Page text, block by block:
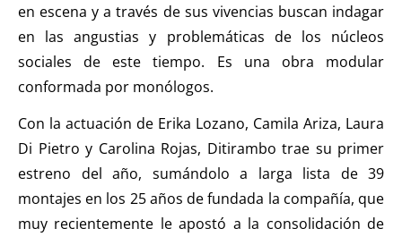
en escena y a través de sus vivencias buscan indagar
en las angustias y problemáticas de los núcleos
sociales de este tiempo. Es una obra modular
conformada por monólogos.
Con la actuación de Erika Lozano, Camila Ariza, Laura
Di Pietro y Carolina Rojas, Ditirambo trae su primer
estreno del año, sumándolo a larga lista de 39
montajes en los 25 años de fundada la compañía, que
muy recientemente le apostó a la consolidación de